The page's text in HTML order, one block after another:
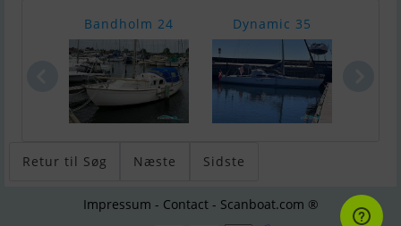
Bandholm 24 Dynamic 35
Retur til Søg Næste Sidste
Impressum - Contact - Scanboat.com ®